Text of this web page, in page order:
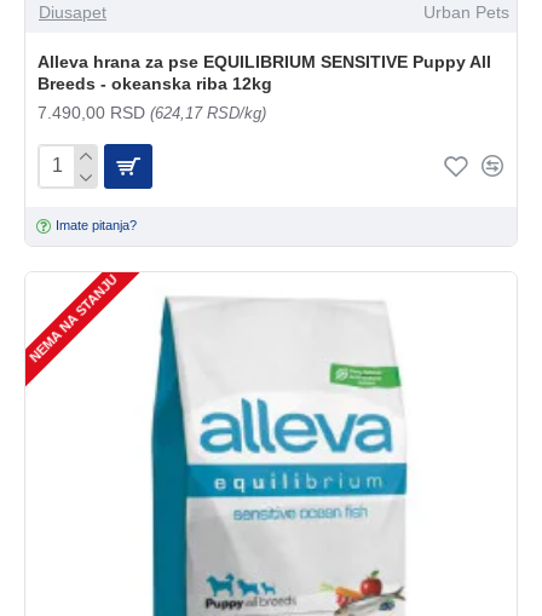
Diusapet Urban Pets
Alleva hrana za pse EQUILIBRIUM SENSITIVE Puppy All
Breeds - okeanska riba 12kg
7.490,00 RSD (624,17 RSD/kg)
Imate pitanja?
NEMA NA STANJU